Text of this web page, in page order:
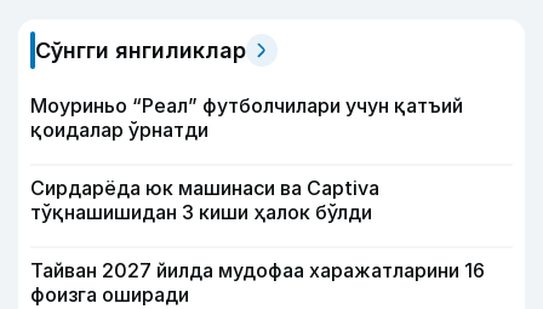
Сўнгги янгиликлар
Моуриньо “Реал” футболчилари учун қатъий
қоидалар ўрнатди
Сирдарёда юк машинаси ва Captiva
тўқнашишидан 3 киши ҳалок бўлди
Тайван 2027 йилда мудофаа харажатларини 16
фоизга оширади